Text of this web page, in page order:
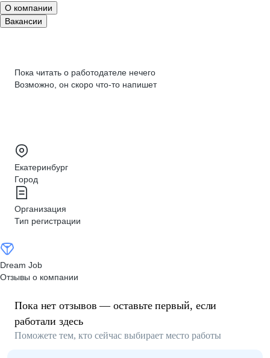
О компании
Вакансии
Пока читать о работодателе нечего
Возможно, он скоро что‑то напишет
Екатеринбург
Город
Организация
Тип регистрации
Dream Job
Отзывы о компании
Пока нет отзывов — оставьте первый, если
работали здесь
Поможете тем, кто сейчас выбирает место работы